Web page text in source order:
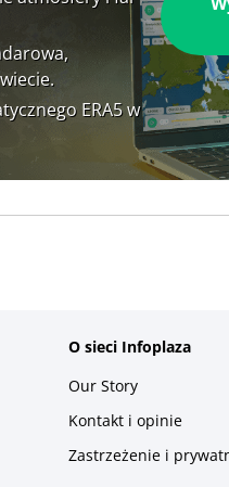
ERA5 w
O sieci Infoplaza
Our Story
Kontakt i opinie
Zastrzeżenie i